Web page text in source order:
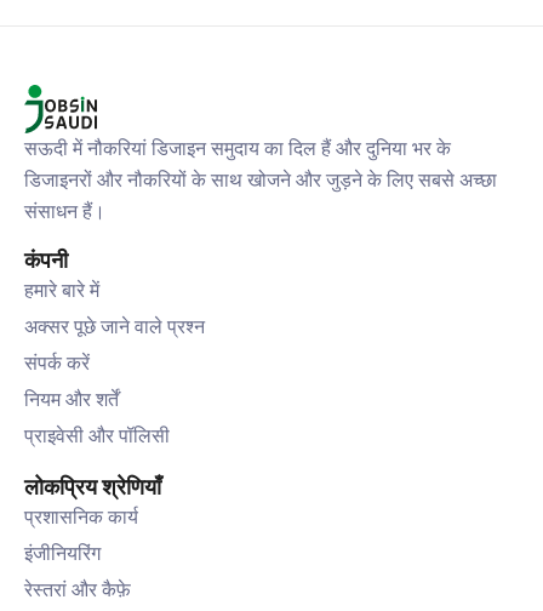
सऊदी में नौकरियां डिजाइन समुदाय का दिल हैं और दुनिया भर के
डिजाइनरों और नौकरियों के साथ खोजने और जुड़ने के लिए सबसे अच्छा
संसाधन हैं।
कंपनी
हमारे बारे में
अक्सर पूछे जाने वाले प्रश्न
संपर्क करें
नियम और शर्तें
प्राइवेसी और पॉलिसी
लोकप्रिय श्रेणियाँ
प्रशासनिक कार्य
इंजीनियरिंग
रेस्तरां और कैफ़े